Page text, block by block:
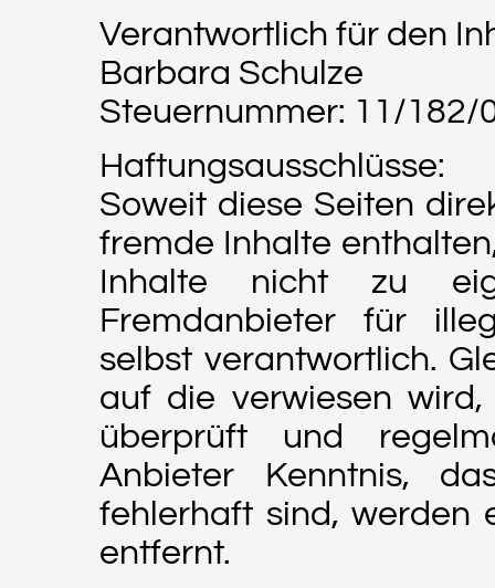
Verantwortlich für den
Barbara Schulze
Steuernummer: 11/182/
Haftungsausschlüsse:
Soweit diese Seiten
fremde Inhalte
Inhalte nicht zu
Fremdanbieter für
selbst verantwortlich.
auf die verwiesen
überprüft und
Anbieter Kenntnis,
fehlerhaft sind, werden
entfernt.